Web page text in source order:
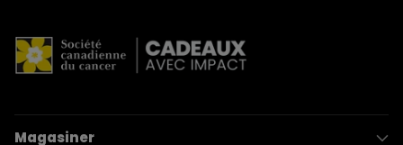
votre
panier
Magasiner